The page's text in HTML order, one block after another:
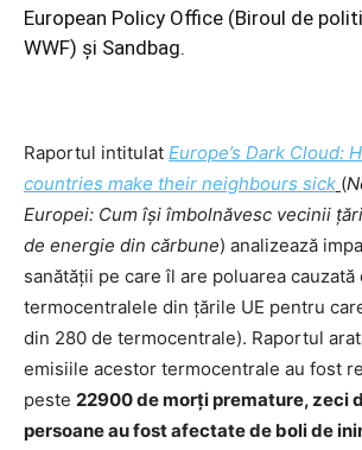
European Policy Office (Biroul de
WWF) și Sandbag.
Raportul intitulat Europe’s Dark Cloud:
countries make their neighbours sick (
Europei: Cum își îmbolnăvesc vecinii
de energie din cărbune) analizează
sanătății pe care îl are poluarea cauzată
termocentralele din țările UE pentru
din 280 de termocentrale). Raportul
emisiile acestor termocentrale au fost
peste 22900 de morți premature, zeci
persoane au fost afectate de boli de